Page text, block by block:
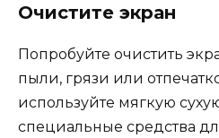
Очистите экран
Попробуйте очистить
пыли, грязи или
используйте мягкую
специальные средства